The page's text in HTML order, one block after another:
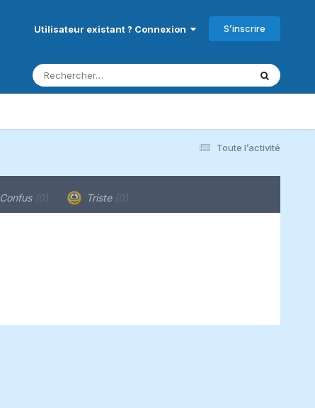
Utilisateur existant ? Connexion S’inscrire
Toute l’activité
Confus (0) Triste (0)